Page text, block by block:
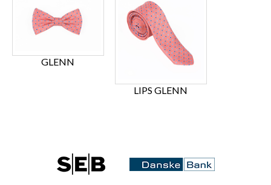
GLENN
LIPS GLENN